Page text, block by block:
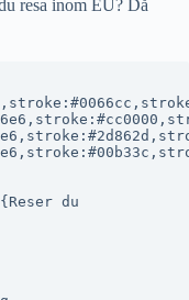
resa inom EU? Då
du